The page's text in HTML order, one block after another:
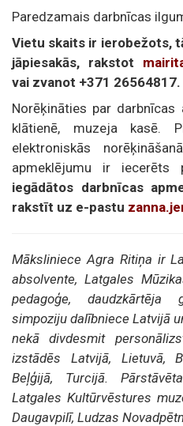
Paredzamais darbnīcas
Vietu skaits ir ierobežots,
jāpiesakās, rakstot
vai zvanot +371 26564817.
Norēķināties par
klātienē, muzeja kasē.
elektroniskās
apmeklējumu ir iecerēts
iegādātos darbnīcas
rakstīt uz e-pastu
Māksliniece Agra Ritiņa ir
absolvente, Latgales
pedagoģe, daudzkārtēja
simpoziju dalībniece Latvijā
nekā divdesmit
izstādēs Latvijā, Lietuvā,
Beļģijā, Turcijā.
Latgales Kultūrvēstures
Daugavpilī, Ludzas